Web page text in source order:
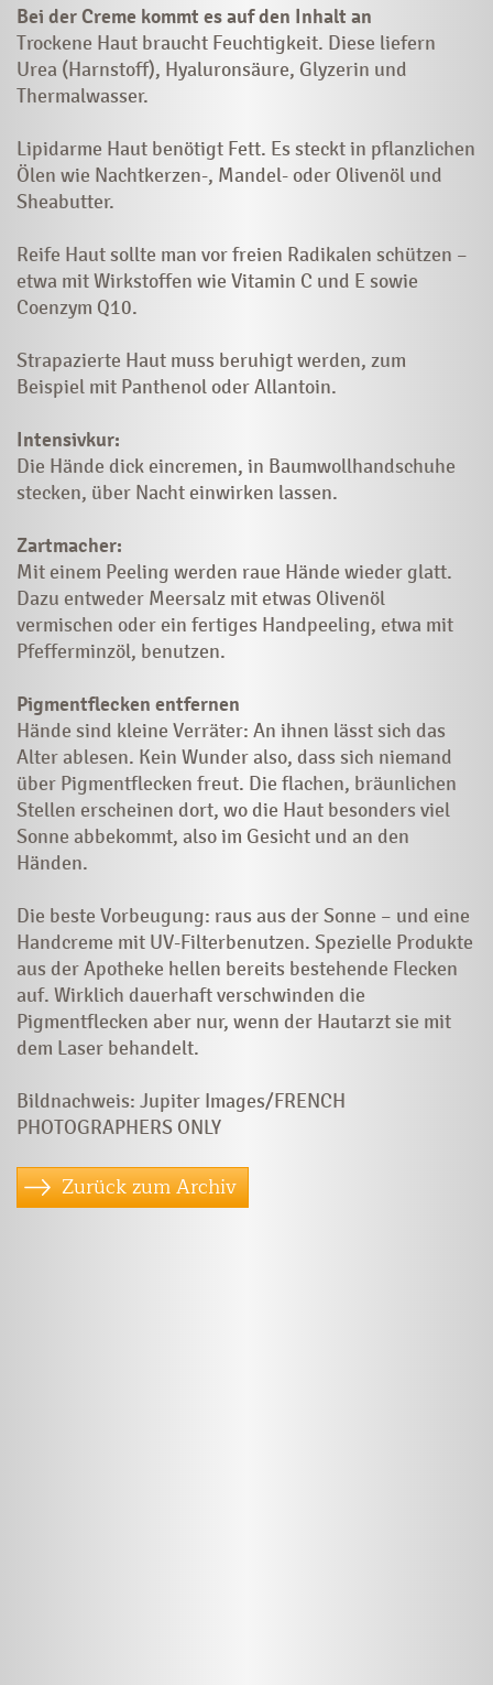
Bei der Creme kommt es auf den Inhalt an
Trockene Haut braucht Feuchtigkeit. Diese liefern
Urea (Harnstoff), Hyaluronsäure, Glyzerin und
Thermalwasser.
Lipidarme Haut benötigt Fett. Es steckt in pflanzlichen
Ölen wie Nachtkerzen-, Mandel- oder Olivenöl und
Sheabutter.
Reife Haut sollte man vor freien Radikalen schützen –
etwa mit Wirkstoffen wie Vitamin C und E sowie
Coenzym Q10.
Strapazierte Haut muss beruhigt werden, zum
Beispiel mit Panthenol oder Allantoin.
Intensivkur:
Die Hände dick eincremen, in Baumwollhandschuhe
stecken, über Nacht einwirken lassen.
Zartmacher:
Mit einem Peeling werden raue Hände wieder glatt.
Dazu entweder Meersalz mit etwas Olivenöl
vermischen oder ein fertiges Handpeeling, etwa mit
Pfefferminzöl, benutzen.
Pigmentflecken entfernen
Hände sind kleine Verräter: An ihnen lässt sich das
Alter ablesen. Kein Wunder also, dass sich niemand
über Pigmentflecken freut. Die flachen, bräunlichen
Stellen erscheinen dort, wo die Haut besonders viel
Sonne abbekommt, also im Gesicht und an den
Händen.
Die beste Vorbeugung: raus aus der Sonne – und eine
Handcreme mit UV-Filterbenutzen. Spezielle Produkte
aus der Apotheke hellen bereits bestehende Flecken
auf. Wirklich dauerhaft verschwinden die
Pigmentflecken aber nur, wenn der Hautarzt sie mit
dem Laser behandelt.
Bildnachweis: Jupiter Images/FRENCH
PHOTOGRAPHERS ONLY
Zurück zum Archiv